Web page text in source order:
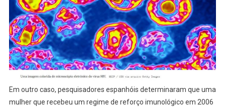
Em outro caso, pesquisadores espanhóis determinaram que uma
mulher que recebeu um regime de reforço imunológico em 2006